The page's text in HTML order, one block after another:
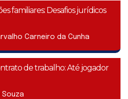
familiares: Desafios jurídicos
Carneiro da Cunha
de trabalho: Até jogador
Souza